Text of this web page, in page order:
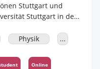
Stuttgart und
Stuttgart in der
als auch
Nachhilfe einfließen
Physik ...
Online